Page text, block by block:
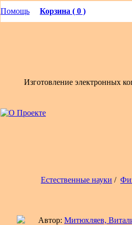
Помощь Корзина ( 0 )
Изготовление электронных
Естественные науки /
Автор: Митюхляев,